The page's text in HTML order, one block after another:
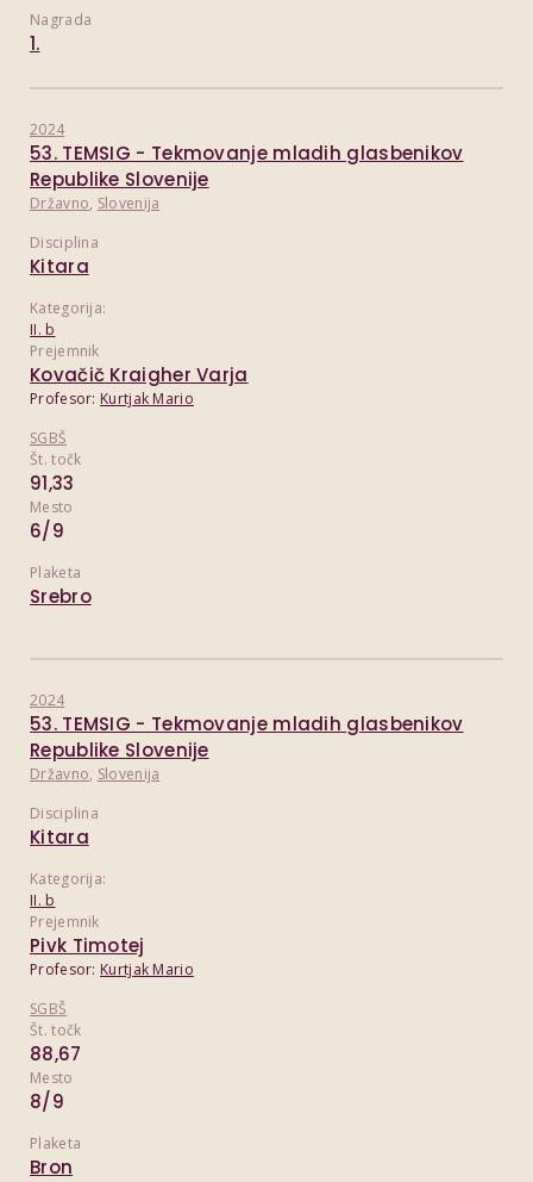
Nagrada
1.
2024
53. TEMSIG - Tekmovanje mladih glasbenikov
Republike Slovenije
Državno, Slovenija
Disciplina
Kitara
Kategorija:
II. b
Prejemnik
Kovačič Kraigher Varja
Profesor: Kurtjak Mario
SGBŠ
Št. točk
91,33
Mesto
6/9
Plaketa
Srebro
2024
53. TEMSIG - Tekmovanje mladih glasbenikov
Republike Slovenije
Državno, Slovenija
Disciplina
Kitara
Kategorija:
II. b
Prejemnik
Pivk Timotej
Profesor: Kurtjak Mario
SGBŠ
Št. točk
88,67
Mesto
8/9
Plaketa
Bron